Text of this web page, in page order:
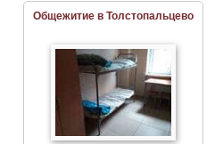
Общежитие в Толстопальцево